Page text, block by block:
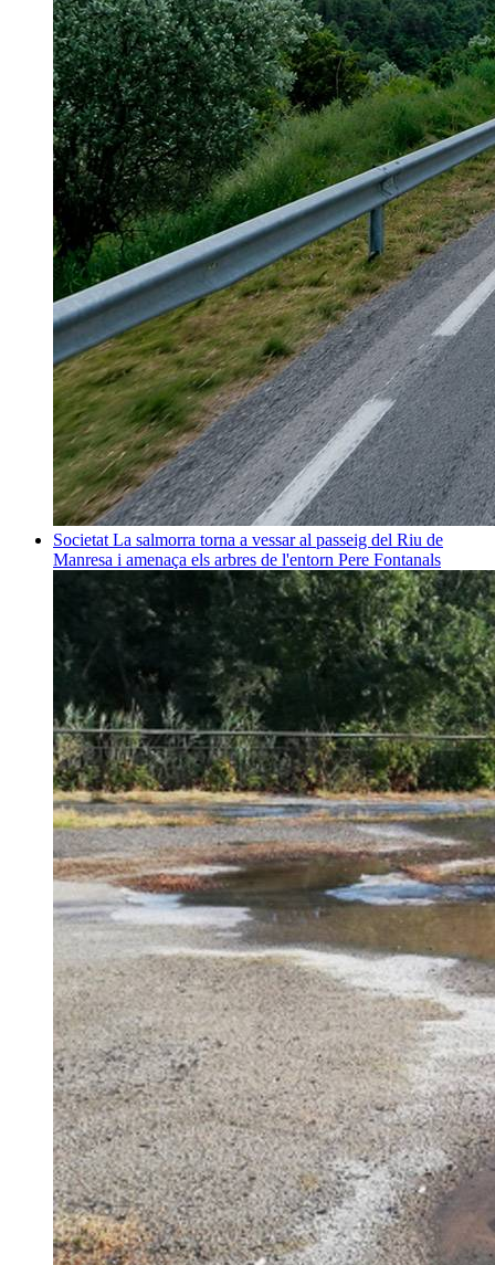
Societat La salmorra torna a vessar al passeig del Riu de
Manresa i amenaça els arbres de l'entorn Pere Fontanals